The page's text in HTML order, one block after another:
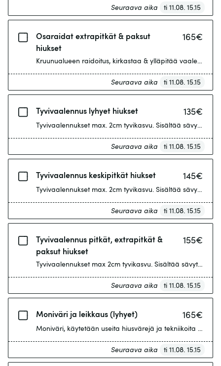
Seuraava aika ti 11.08. 15.15
Osaraidat extrapitkät & paksut
hiukset
165€
Kruunualueen raidoitus, kirkastaa & ylläpitää vaaleutta.
Seuraava aika ti 11.08. 15.15
Tyvivaalennus lyhyet hiukset 135€
Tyvivaalennukset max. 2cm tyvikasvu. Sisältää sävytyksen.
Seuraava aika ti 11.08. 15.15
Tyvivaalennus keskipitkät hiukset 145€
Tyvivaalennukset max. 2cm tyvikasvu. Sisältää sävytyksen.
Seuraava aika ti 11.08. 15.15
Tyvivaalennus pitkät, extrapitkät &
paksut hiukset
155€
Tyvivaalennukset max 2cm tyvikasvu. Sisältää sävytyksen.
Seuraava aika ti 11.08. 15.15
Moniväri ja leikkaus (lyhyet) 165€
Moniväri, käytetään useita hiusvärejä ja tekniikoita
Seuraava aika ti 11.08. 15.15